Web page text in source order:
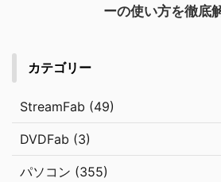
ーの使い方を徹底
カテゴリー
StreamFab (49)
DVDFab (3)
パソコン (355)